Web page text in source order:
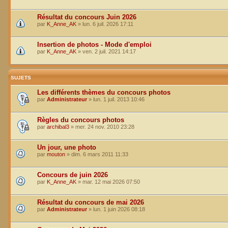
Résultat du concours Juin 2026
par K_Anne_AK » lun. 6 juil. 2026 17:11
Insertion de photos - Mode d'emploi
par K_Anne_AK » ven. 2 juil. 2021 14:17
SUJETS
Les différents thèmes du concours photos
par Administrateur » lun. 1 juil. 2013 10:46
Règles du concours photos
par archibal3 » mer. 24 nov. 2010 23:28
Un jour, une photo
par mouton » dim. 6 mars 2011 11:33
Concours de juin 2026
par K_Anne_AK » mar. 12 mai 2026 07:50
Résultat du concours de mai 2026
par Administrateur » lun. 1 juin 2026 08:18